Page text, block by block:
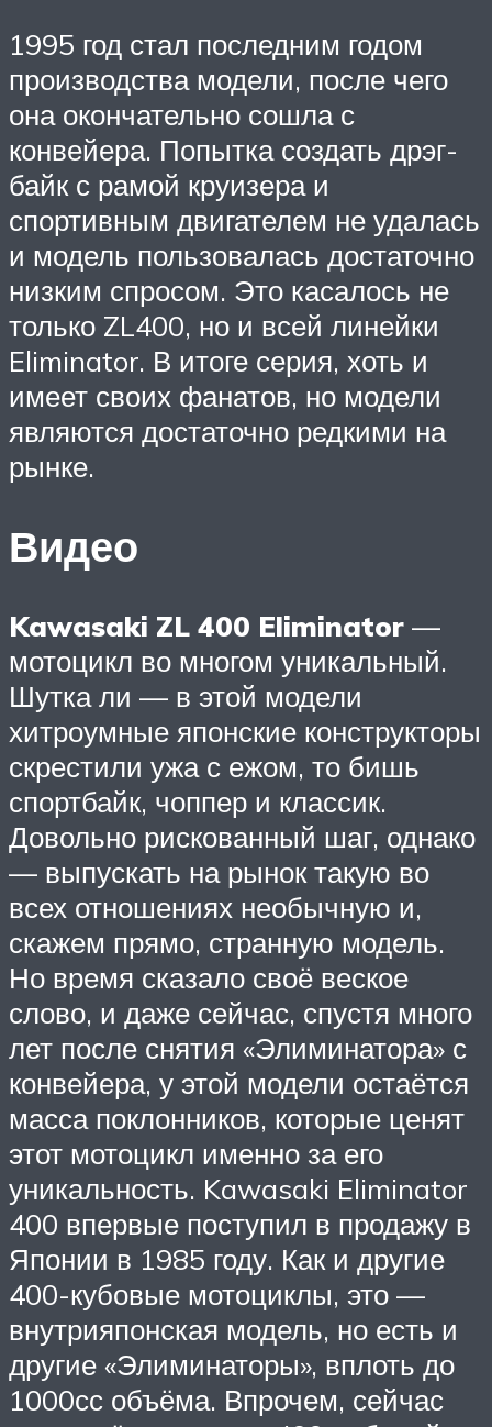
1995 год стал последним годом
производства модели, после чего
она окончательно сошла с
конвейера. Попытка создать дрэг-
байк с рамой круизера и
спортивным двигателем не удалась
и модель пользовалась достаточно
низким спросом. Это касалось не
только ZL400, но и всей линейки
Eliminator. В итоге серия, хоть и
имеет своих фанатов, но модели
являются достаточно редкими на
рынке.
Видео
Kawasaki ZL 400 Eliminator —
мотоцикл во многом уникальный.
Шутка ли — в этой модели
хитроумные японские конструкторы
скрестили ужа с ежом, то бишь
спортбайк, чоппер и классик.
Довольно рискованный шаг, однако
— выпускать на рынок такую во
всех отношениях необычную и,
скажем прямо, странную модель.
Но время сказало своё веское
слово, и даже сейчас, спустя много
лет после снятия «Элиминатора» с
конвейера, у этой модели остаётся
масса поклонников, которые ценят
этот мотоцикл именно за его
уникальность. Kawasaki Eliminator
400 впервые поступил в продажу в
Японии в 1985 году. Как и другие
400-кубовые мотоциклы, это —
внутрияпонская модель, но есть и
другие «Элиминаторы», вплоть до
1000сс объёма. Впрочем, сейчас